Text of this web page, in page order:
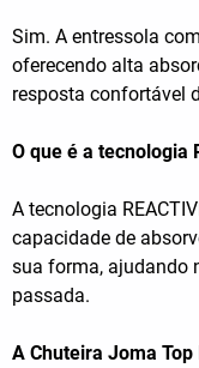
Sim. A entressola
oferecendo alta
resposta confortável
O que é a tecnologia
A tecnologia
capacidade de
sua forma, ajudando
passada.
A Chuteira Joma